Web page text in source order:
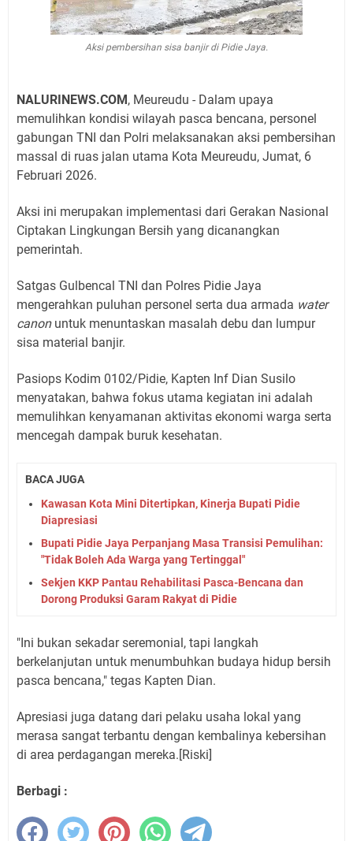
Aksi pembersihan sisa banjir di Pidie Jaya.
NALURINEWS.COM, Meureudu - Dalam upaya
memulihkan kondisi wilayah pasca bencana, personel
gabungan TNI dan Polri melaksanakan aksi pembersihan
massal di ruas jalan utama Kota Meureudu, Jumat, 6
Februari 2026.
Aksi ini merupakan implementasi dari Gerakan Nasional
Ciptakan Lingkungan Bersih yang dicanangkan
pemerintah.
​Satgas Gulbencal TNI dan Polres Pidie Jaya
mengerahkan puluhan personel serta dua armada water
canonuntuk menuntaskan masalah debu dan lumpur
sisa material banjir.
Pasiops Kodim 0102/Pidie, Kapten Inf Dian Susilo
menyatakan, bahwa fokus utama kegiatan ini adalah
memulihkan kenyamanan aktivitas ekonomi warga serta
mencegah dampak buruk kesehatan.
BACA JUGA
Kawasan Kota Mini Ditertipkan, Kinerja Bupati Pidie
Diapresiasi
Bupati Pidie Jaya Perpanjang Masa Transisi Pemulihan:
"Tidak Boleh Ada Warga yang Tertinggal"
Sekjen KKP Pantau Rehabilitasi Pasca-Bencana dan
Dorong Produksi Garam Rakyat di Pidie
​"Ini bukan sekadar seremonial, tapi langkah
berkelanjutan untuk menumbuhkan budaya hidup bersih
pasca bencana," tegas Kapten Dian.
Apresiasi juga datang dari pelaku usaha lokal yang
merasa sangat terbantu dengan kembalinya kebersihan
di area perdagangan mereka.[Riski]
Berbagi :